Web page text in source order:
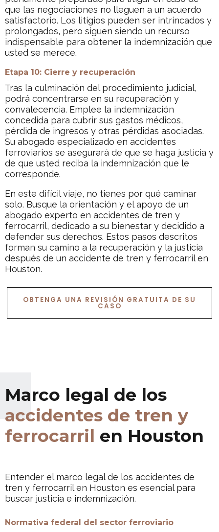
que las negociaciones no lleguen a un acuerdo
satisfactorio. Los litigios pueden ser intrincados y
prolongados, pero siguen siendo un recurso
indispensable para obtener la indemnización que
usted se merece.
Etapa 10: Cierre y recuperación
Tras la culminación del procedimiento judicial,
podrá concentrarse en su recuperación y
convalecencia. Emplee la indemnización
concedida para cubrir sus gastos médicos,
pérdida de ingresos y otras pérdidas asociadas.
Su abogado especializado en accidentes
ferroviarios se asegurará de que se haga justicia y
de que usted reciba la indemnización que le
corresponde.
En este difícil viaje, no tienes por qué caminar
solo. Busque la orientación y el apoyo de un
abogado experto en accidentes de tren y
ferrocarril, dedicado a su bienestar y decidido a
defender sus derechos. Estos pasos descritos
forman su camino a la recuperación y la justicia
después de un accidente de tren y ferrocarril en
Houston.
OBTENGA UNA REVISIÓN GRATUITA DE SU
CASO
Marco legal de los
accidentes de tren y
ferrocarril en Houston
Entender el marco legal de los accidentes de
tren y ferrocarril en Houston es esencial para
buscar justicia e indemnización.
Normativa federal del sector ferroviario